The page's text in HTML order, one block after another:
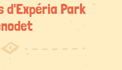
d'Expéria Park